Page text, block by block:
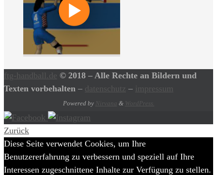
ftg-handball.de © 2018 – Alle Rechte an Bildern und
Texten vorbehalten – datenschutz – impressum
Powered by Nirvana & WordPress.
Zurück
Diese Seite verwendet Cookies, um Ihre
Benutzererfahrung zu verbessern und speziell auf Ihre
Interessen zugeschnittene Inhalte zur Verfügung zu stellen.